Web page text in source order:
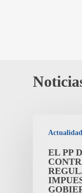
Actualidad
EL PP